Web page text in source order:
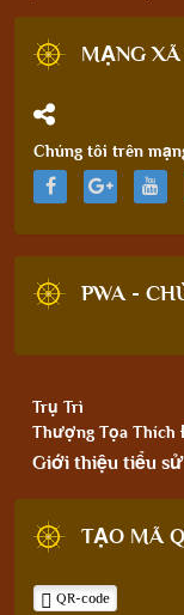
MẠNG
Chúng tôi trên
PWA -
Trụ Trì
Thượng Tọa Thích
Giới thiệu tiểu
TẠO MÃ
QR-code